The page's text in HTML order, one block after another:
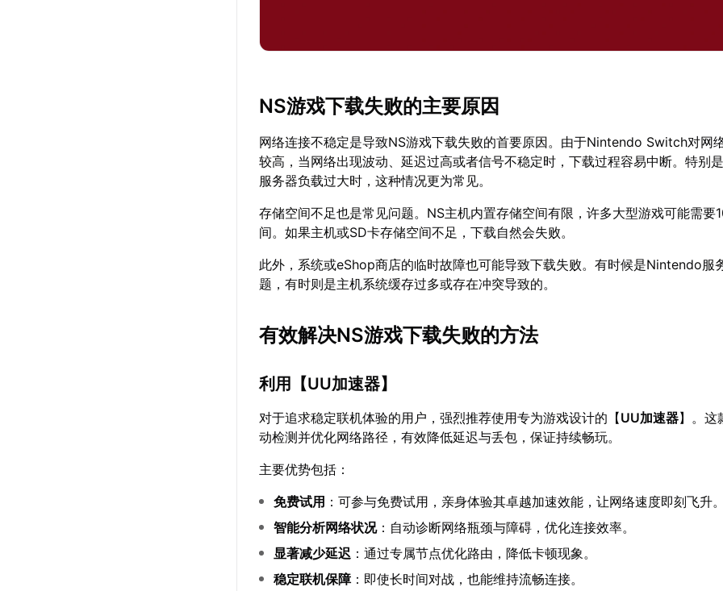
NS游戏下载失败的主要原因
网络连接不稳定是导致NS游戏下载失败的首要原因。由于Nintendo Switch对网
较高，当网络出现波动、延迟过高或者信号不稳定时，下载过程容易中断。特别是
服务器负载过大时，这种情况更为常见。
存储空间不足也是常见问题。NS主机内置存储空间有限，许多大型游戏可能需要
间。如果主机或SD卡存储空间不足，下载自然会失败。
此外，系统或eShop商店的临时故障也可能导致下载失败。有时候是Nintendo服
题，有时则是主机系统缓存过多或存在冲突导致的。
有效解决NS游戏下载失败的方法
利用【UU加速器】
对于追求稳定联机体验的用户，强烈推荐使用专为游戏设计的【UU加速器】。这
动检测并优化网络路径，有效降低延迟与丢包，保证持续畅玩。
主要优势包括：
免费试用 ：可参与免费试用，亲身体验其卓越加速效能，让网络速度即刻飞升。
智能分析网络状况：自动诊断网络瓶颈与障碍，优化连接效率。
显著减少延迟 ：通过专属节点优化路由，降低卡顿现象。
稳定联机保障：即使长时间对战，也能维持流畅连接。